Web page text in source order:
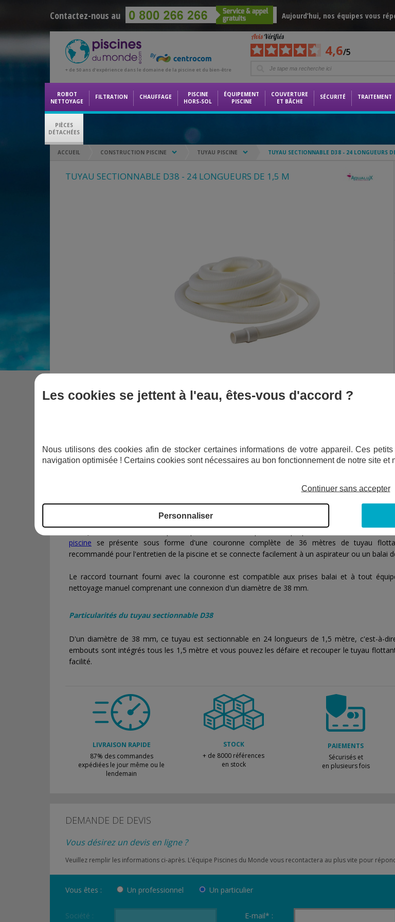
Contactez-nous au Aujourd’hui, nos équipes vous
+ de 50 ans d’expérience dans le domaine de la piscine et du bien-être
4,6/5
ROBOT
NETTOYAGE
FILTRATION CHAUFFAGE
PISCINE
HORS-SOL
ÉQUIPEMENT
PISCINE
COUVERTURE
ET BÂCHE
SÉCURITÉ TRAITEMENT
PIÈCES
DÉTACHÉES
TUYAU SECTIONNABLE D38 - 24 LONGUEURS DE 1,5 M
DESCRIPTIF DEVIS
POURQUOI S'ÉQUIPER DE TUYAUX STANDARD PISCINE ?
Letuyau sectionnabled'Aqualux que vous retrouvez parmi nos propositions liées à la
piscine se présente sous forme d'une couronne complète de 36 mètres de tuyau
recommandé pour l'entretien de la piscine et se connecte facilement à un aspirateur ou un balai
Le raccord tournant fourni avec la couronne est compatible aux prises balai et à tout
nettoyage manuel comprenant une connexion d'un diamètre de 38 mm.
Particularités du tuyau sectionnable D38
D'un diamètre de 38 mm, ce tuyau est sectionnable en 24 longueurs de 1,5 mètre, c'est-à-
embouts sont intégrés tous les 1,5 mètre et vous pouvez les défaire et recouper le tuyau
facilité.
LIVRAISON RAPIDE
87% des commandes
expédiées le jour même ou le
lendemain
STOCK
+ de 8000 références
en stock
PAIEMENTS
Sécurisés et
en plusieurs fois
DEMANDE DE DEVIS
Vous désirez un devis en ligne ?
Veuillez remplir les informations ci-après. L’équipe Piscines du Monde vous recontactera au plus vite pour
Vous êtes : Un professionnel Un particulier
Société : E-mail* :
ACCUEIL CONSTRUCTION PISCINE TUYAU PISCINE TUYAU SECTIONNABLE D38 - 24 LONGUEURS
Les cookies se jettent à l'eau, êtes-vous d'accord ?
Nous utilisons des cookies afin de stocker certaines informations de votre appareil. Ces
navigation optimisée ! Certains cookies sont nécessaires au bon fonctionnement de notre site et
Continuer sans accepter
Personnaliser